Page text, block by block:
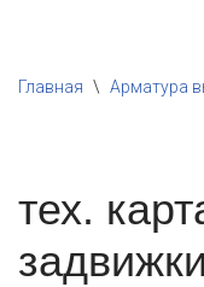
к
Главная \ Арматура
тех.